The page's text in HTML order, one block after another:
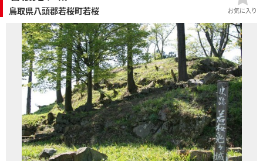
鳥取県八頭郡若桜町若桜 お気に入り